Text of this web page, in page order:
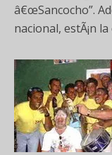
â€œSancocho”.
nacional, estÃ¡n